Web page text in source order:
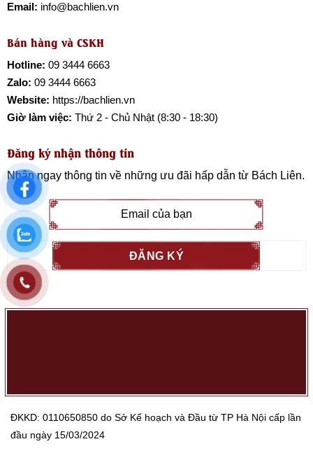
Email: info@bachlien.vn
Bán hàng và CSKH
Hotline: 09 3444 6663
Zalo: 09 3444 6663
Website: https://bachlien.vn
Giờ làm việc: Thứ 2 - Chủ Nhật (8:30 - 18:30)
Đăng ký nhận thông tin
Nhận ngay thông tin về những ưu đãi hấp dẫn từ Bách Liên.
ĐKKD: 0110650850 do Sở Kế hoạch và Đầu từ TP Hà Nội cấp lần
đầu ngày 15/03/2024